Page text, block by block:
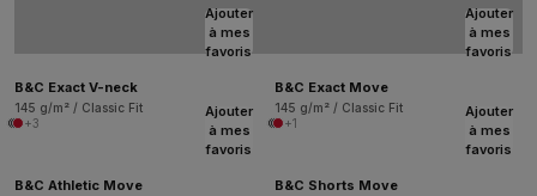
Ajouter
à mes
favoris
B&C Exact V-neck
145 g/m² / Classic Fit
+3
Ajouter
à mes
favoris
B&C Exact Move
145 g/m² / Classic Fit
+1
Ajouter
à mes
favoris
B&C Athletic Move
Ajouter
à mes
favoris
B&C Shorts Move